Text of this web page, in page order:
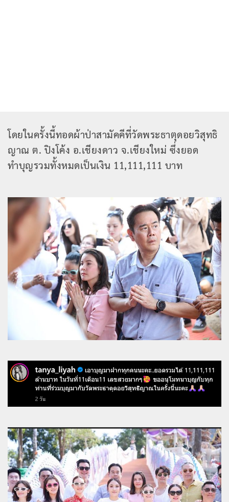
โดยในครั้งนี้ทอดผ้าป่าสามัคคีที่วัดพระธาตุดอยวิสุทธิ
ญาณ ต. ปิงโค้ง อ.เชียงดาว จ.เชียงใหม่ ซึ่งยอด
ทำบุญรวมทั้งหมดเป็นเงิน 11,111,111 บาท